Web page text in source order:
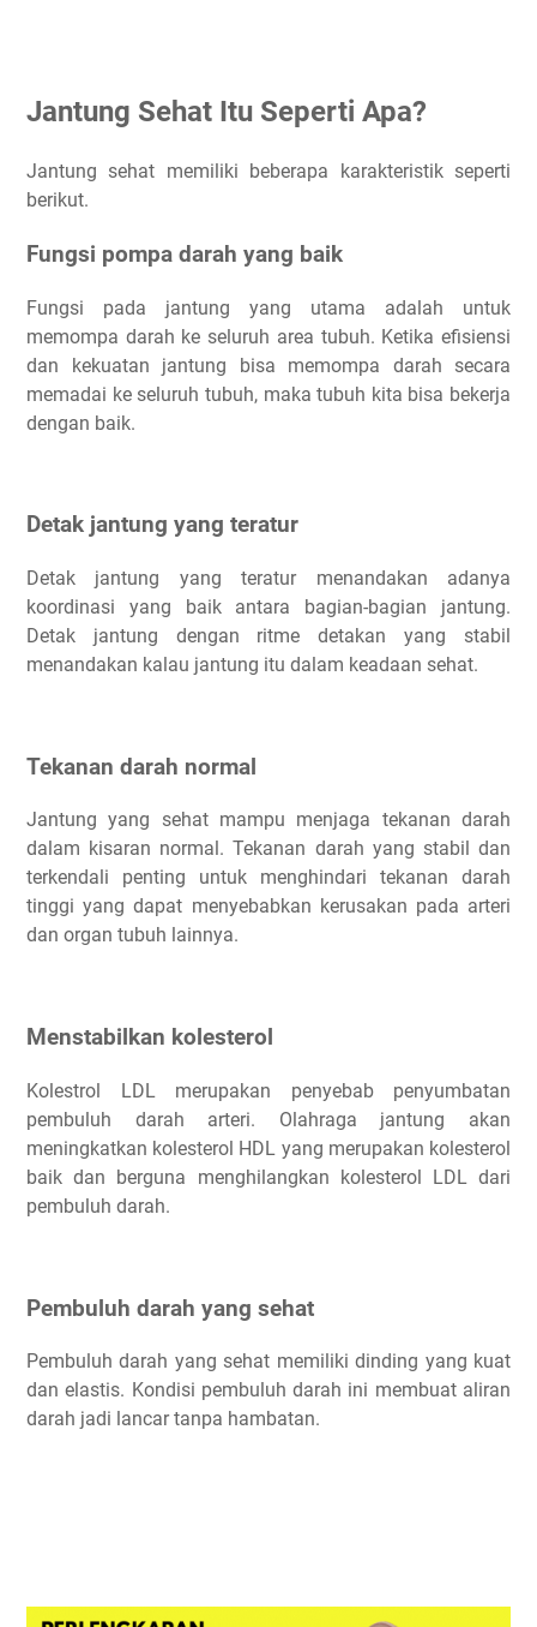
Jantung Sehat Itu Seperti Apa?
Jantung sehat memiliki beberapa karakteristik seperti
berikut.
Fungsi pompa darah yang baik
Fungsi pada jantung yang utama adalah untuk
memompa darah ke seluruh area tubuh. Ketika efisiensi
dan kekuatan jantung bisa memompa darah secara
memadai ke seluruh tubuh, maka tubuh kita bisa bekerja
dengan baik.
Detak jantung yang teratur
Detak jantung yang teratur menandakan adanya
koordinasi yang baik antara bagian-bagian jantung.
Detak jantung dengan ritme detakan yang stabil
menandakan kalau jantung itu dalam keadaan sehat.
Tekanan darah normal
Jantung yang sehat mampu menjaga tekanan darah
dalam kisaran normal. Tekanan darah yang stabil dan
terkendali penting untuk menghindari tekanan darah
tinggi yang dapat menyebabkan kerusakan pada arteri
dan organ tubuh lainnya.
Menstabilkan kolesterol
Kolestrol LDL merupakan penyebab penyumbatan
pembuluh darah arteri. Olahraga jantung akan
meningkatkan kolesterol HDL yang merupakan kolesterol
baik dan berguna menghilangkan kolesterol LDL dari
pembuluh darah.
Pembuluh darah yang sehat
Pembuluh darah yang sehat memiliki dinding yang kuat
dan elastis. Kondisi pembuluh darah ini membuat aliran
darah jadi lancar tanpa hambatan.